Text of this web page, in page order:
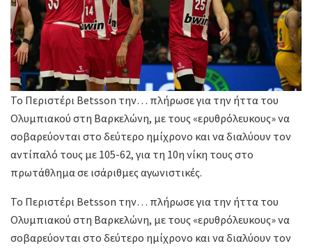
Το Περιστέρι Betsson την… πλήρωσε για την ήττα του
Ολυμπιακού στη Βαρκελώνη, με τους «ερυθρόλευκους» να
σοβαρεύονται στο δεύτερο ημίχρονο και να διαλύουν τον
αντίπαλό τους με 105-62, για τη 10η νίκη τους στο
πρωτάθλημα σε ισάριθμες αγωνιστικές.
Το Περιστέρι Betsson την… πλήρωσε για την ήττα του
Ολυμπιακού στη Βαρκελώνη, με τους «ερυθρόλευκους» να
σοβαρεύονται στο δεύτερο ημίχρονο και να διαλύουν τον